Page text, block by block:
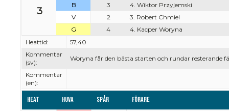
3
B
3
4. Wiktor Przyjemski
V
2
3. Robert Chmiel
G
4
4. Kacper Woryna
Heattid:
57,40
Kommentar
(sv):
Woryna får den bästa starten och rundar resterande
Kommentar
(en):
Heat Huva Spår Förare